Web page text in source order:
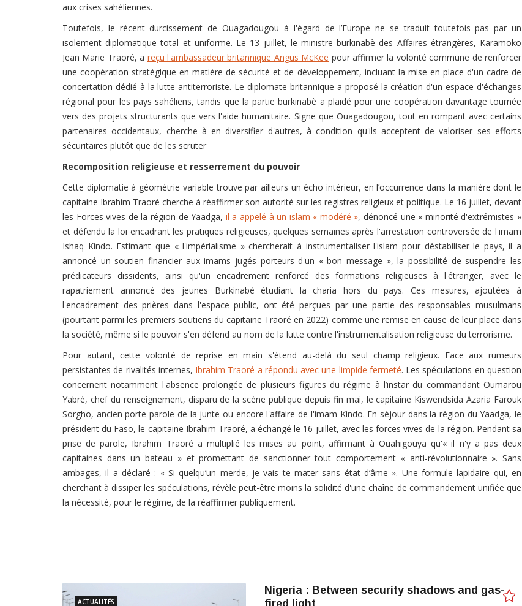
aux crises sahéliennes.
Toutefois, le récent durcissement de Ouagadougou à l'égard de l’Europe ne se traduit toutefois pas par un
isolement diplomatique total et uniforme. Le 13 juillet, le ministre burkinabè des Affaires étrangères, Karamoko
Jean Marie Traoré, a reçu l'ambassadeur britannique Angus McKee pour affirmer la volonté commune de renforcer
une coopération stratégique en matière de sécurité et de développement, incluant la mise en place d'un cadre de
concertation dédié à la lutte antiterroriste. Le diplomate britannique a proposé la création d'un espace d'échanges
régional pour les pays sahéliens, tandis que la partie burkinabè a plaidé pour une coopération davantage tournée
vers des projets structurants que vers l'aide humanitaire. Signe que Ouagadougou, tout en rompant avec certains
partenaires occidentaux, cherche à en diversifier d'autres, à condition qu'ils acceptent de valoriser ses efforts
sécuritaires plutôt que de les scruter
Recomposition religieuse et resserrement du pouvoir
Cette diplomatie à géométrie variable trouve par ailleurs un écho intérieur, en l’occurrence dans la manière dont le
capitaine Ibrahim Traoré cherche à réaffirmer son autorité sur les registres religieux et politique. Le 16 juillet, devant
les Forces vives de la région de Yaadga, il a appelé à un islam « modéré », dénoncé une « minorité d'extrémistes »
et défendu la loi encadrant les pratiques religieuses, quelques semaines après l'arrestation controversée de l'imam
Ishaq Kindo. Estimant que « l'impérialisme » chercherait à instrumentaliser l'islam pour déstabiliser le pays, il a
annoncé un soutien financier aux imams jugés porteurs d'un « bon message », la possibilité de suspendre les
prédicateurs dissidents, ainsi qu'un encadrement renforcé des formations religieuses à l'étranger, avec le
rapatriement annoncé des jeunes Burkinabè étudiant la charia hors du pays. Ces mesures, ajoutées à
l'encadrement des prières dans l'espace public, ont été perçues par une partie des responsables musulmans
(pourtant parmi les premiers soutiens du capitaine Traoré en 2022) comme une remise en cause de leur place dans
la société, même si le pouvoir s'en défend au nom de la lutte contre l'instrumentalisation religieuse du terrorisme.
Pour autant, cette volonté de reprise en main s'étend au-delà du seul champ religieux. Face aux rumeurs
persistantes de rivalités internes, Ibrahim Traoré a répondu avec une limpide fermeté. Les spéculations en question
concernent notamment l'absence prolongée de plusieurs figures du régime à l’instar du commandant Oumarou
Yabré, chef du renseignement, disparu de la scène publique depuis fin mai, le capitaine Kiswendsida Azaria Farouk
Sorgho, ancien porte-parole de la junte ou encore l'affaire de l'imam Kindo. En séjour dans la région du Yaadga, le
président du Faso, le capitaine Ibrahim Traoré, a échangé le 16 juillet, avec les forces vives de la région. Pendant sa
prise de parole, Ibrahim Traoré a multiplié les mises au point, affirmant à Ouahigouya qu'« il n'y a pas deux
capitaines dans un bateau » et promettant de sanctionner tout comportement « anti-révolutionnaire ». Sans
ambages, il a déclaré : « Si quelqu’un merde, je vais te mater sans état d’âme ». Une formule lapidaire qui, en
cherchant à dissiper les spéculations, révèle peut-être moins la solidité d'une chaîne de commandement unifiée que
la nécessité, pour le régime, de la réaffirmer publiquement.
ACTUALITÉS
Nigeria : Between security shadows and gas-
fired light